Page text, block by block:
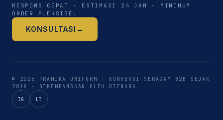
RESPONS CEPAT · ESTIMASI 24 JAM · MINIMUM
ORDER FLEKSIBEL
KONSULTASI →
© 2026 PRAMIKA UNIFORM
· KONVEKSI SERAGAM B2B SEJAK
2018
·
DIKEMBANGKAN OLEH BIENARA
IG
LI